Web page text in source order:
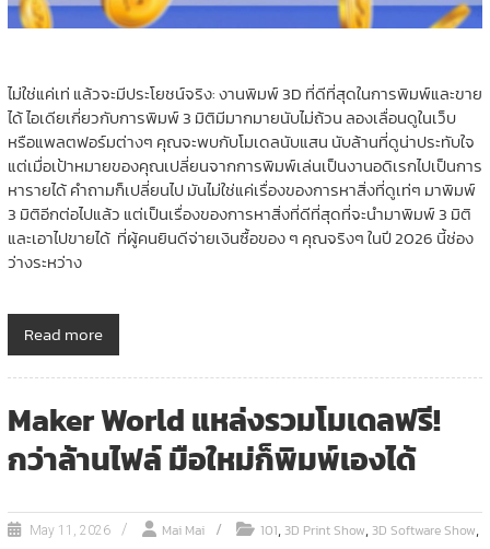
ไม่ใช่แค่เท่ แล้วจะมีประโยชน์จริง: งานพิมพ์ 3D ที่ดีที่สุดในการพิมพ์และขาย
ได้ ไอเดียเกี่ยวกับการพิมพ์ 3 มิติมีมากมายนับไม่ถ้วน ลองเลื่อนดูในเว็บ
หรือแพลตฟอร์มต่างๆ คุณจะพบกับโมเดลนับแสน นับล้านที่ดูน่าประทับใจ
แต่เมื่อเป้าหมายของคุณเปลี่ยนจากการพิมพ์เล่นเป็นงานอดิเรกไปเป็นการ
หารายได้ คำถามก็เปลี่ยนไป มันไม่ใช่แค่เรื่องของการหาสิ่งที่ดูเท่ๆ มาพิมพ์
3 มิติอีกต่อไปแล้ว แต่เป็นเรื่องของการหาสิ่งที่ดีที่สุดที่จะนำมาพิมพ์ 3 มิติ
และเอาไปขายได้ ที่ผู้คนยินดีจ่ายเงินซื้อของ ๆ คุณจริงๆ ในปี 2026 นี้ช่อง
ว่างระหว่าง
Read more
Maker World แหล่งรวมโมเดลฟรี!
กว่าล้านไฟล์ มือใหม่ก็พิมพ์เองได้
May 11, 2026 Mai Mai 101,3D Print Show,3D Software Show,